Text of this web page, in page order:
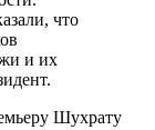
что
и их
Шухрату